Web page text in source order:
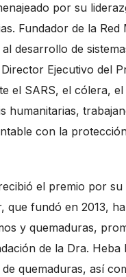
por su
Fundador de la
desarrollo de
Ejecutivo del
el SARS, el cólera,
humanitarias,
con la
el premio por su
que fundó en 2013,
y quemaduras,
de la Dra.
quemaduras, así